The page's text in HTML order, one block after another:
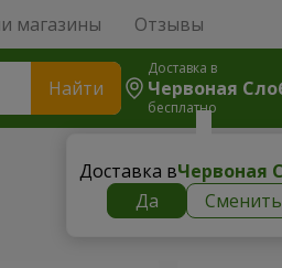
магазины Отзывы
Найти
Доставка в
бесплатно
Доставка в
Да
Сменить